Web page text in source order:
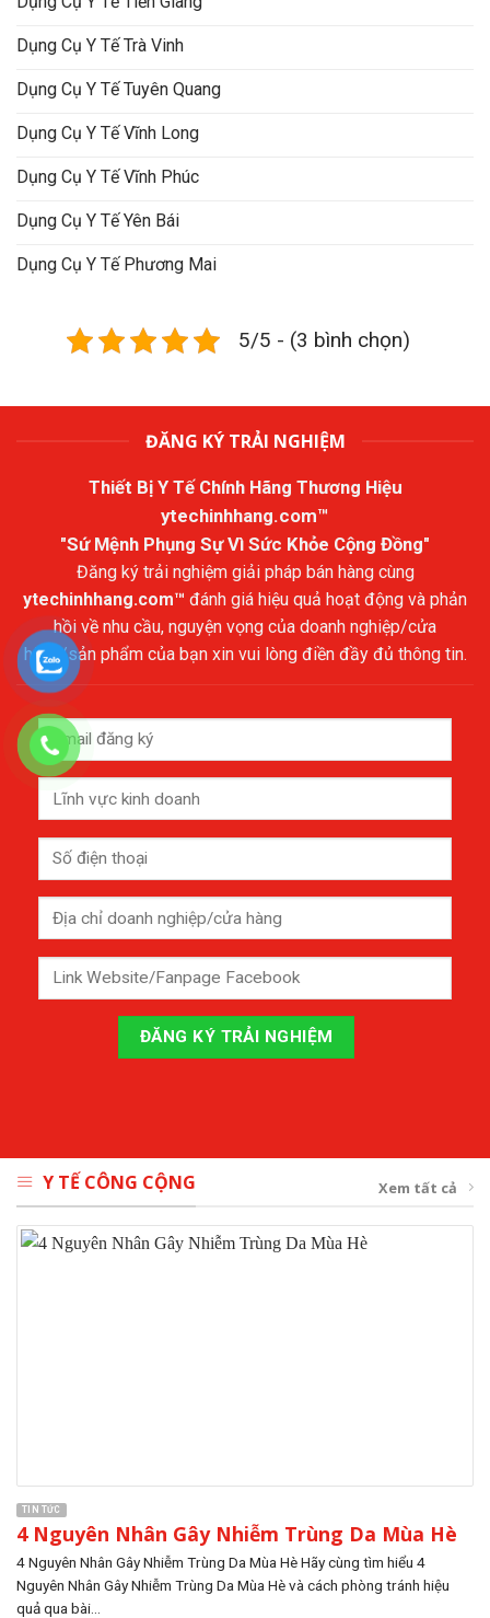
Dụng Cụ Y Tế Trà Vinh
Dụng Cụ Y Tế Tuyên Quang
Dụng Cụ Y Tế Vĩnh Long
Dụng Cụ Y Tế Vĩnh Phúc
Dụng Cụ Y Tế Yên Bái
Dụng Cụ Y Tế Phương Mai
5/5 - (3 bình chọn)
ĐĂNG KÝ TRẢI NGHIỆM
Thiết Bị Y Tế Chính Hãng Thương Hiệu
ytechinhhang.com™
"Sứ Mệnh Phụng Sự Vì Sức Khỏe Cộng Đồng"
Đăng ký trải nghiệm giải pháp bán hàng cùng
ytechinhhang.com™ đánh giá hiệu quả hoạt động và phản
hồi về nhu cầu, nguyện vọng của doanh nghiệp/cửa
hàng/sản phẩm của bạn xin vui lòng điền đầy đủ thông tin.
Y TẾ CÔNG CỘNG Xem tất cả
TIN TỨC
4 Nguyên Nhân Gây Nhiễm Trùng Da Mùa Hè
4 Nguyên Nhân Gây Nhiễm Trùng Da Mùa Hè Hãy cùng tìm hiểu 4
Nguyên Nhân Gây Nhiễm Trùng Da Mùa Hè và cách phòng tránh hiệu
quả qua bài...